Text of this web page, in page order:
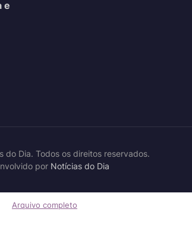
e
do Dia. Todos os direitos reservados.
por Notícias do Dia
Arquivo completo